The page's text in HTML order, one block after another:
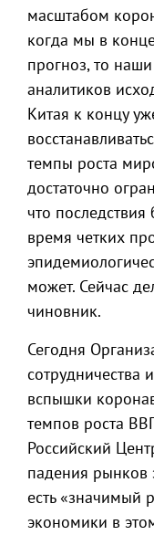
масштабом
когда мы в
прогноз, то
аналитиков
Китая к концу
темпы роста
достаточно
что
время четких
может. Сейчас
чиновник.
Сегодня
сотрудничества
вспышки
темпов роста
Российский
падения рынков
есть «значимый
экономики в